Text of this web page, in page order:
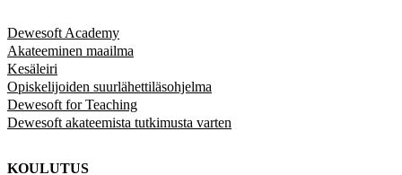
Dewesoft Academy
Akateeminen maailma
Kesäleiri
Opiskelijoiden suurlähettiläsohjelma
Dewesoft for Teaching
Dewesoft akateemista tutkimusta varten
KOULUTUS